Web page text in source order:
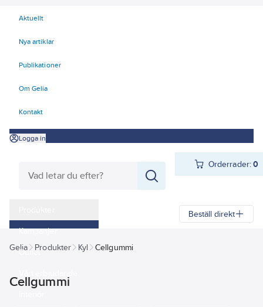
Aktuellt
Nya artiklar
Publikationer
Om Gelia
Kontakt
Logga in
Orderrader:0
Kampanjer
Outlet
Beställ direkt
Gelia Produkter Kyl Cellgummi
Cellgummi